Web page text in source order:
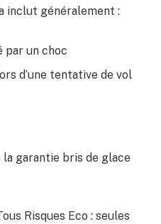
inclut généralement :
par un choc
d’une tentative de vol
garantie bris de glace
Risques Eco : seules